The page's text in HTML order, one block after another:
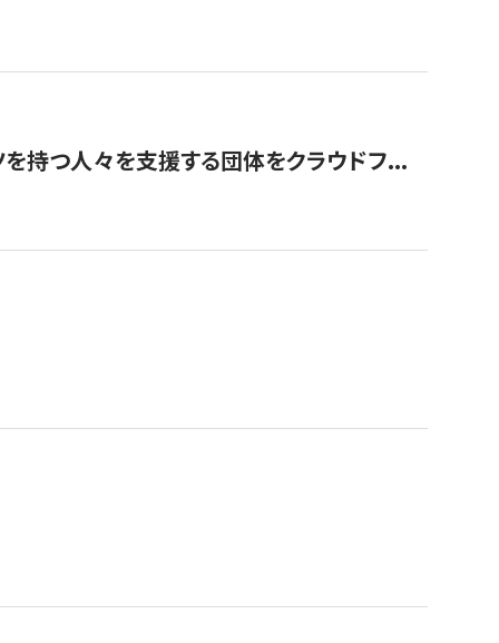
持つ人々を支援する団体をクラウドフ...